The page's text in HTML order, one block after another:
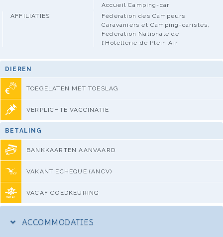
Accueil Camping-car
AFFILIATIES
Fédération des Campeurs
Caravaniers et Camping-caristes,
Fédération Nationale de
l’Hôtellerie de Plein Air
DIEREN
TOEGELATEN MET TOESLAG
VERPLICHTE VACCINATIE
BETALING
BANKKAARTEN AANVAARD
VAKANTIECHEQUE (ANCV)
VACAF GOEDKEURING
ACCOMMODATIES